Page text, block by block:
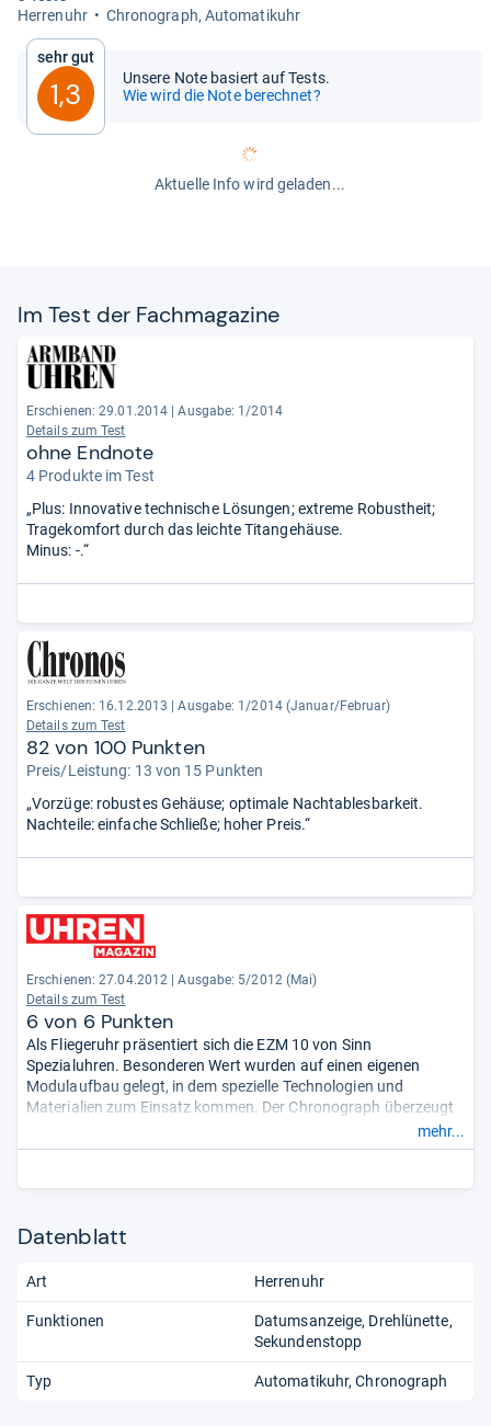
Her­ren­uhr
Chro­no­graph, Auto­ma­ti­k­uhr
Sehr gut
1,3
Unsere Note basiert auf Tests.
Wie wird die Note berechnet?
Aktuelle Info wird geladen...
Im Test der Fach­ma­ga­zine
Erschienen: 29.01.2014
Ausgabe: 1/2014
Details zum Test
ohne Endnote
4 Produkte im Test
„Plus: Innovative technische Lösungen; extreme Robustheit;
Tragekomfort durch das leichte Titangehäuse.
Minus: -.“
Erschienen: 16.12.2013
Ausgabe: 1/2014 (Januar/Februar)
Details zum Test
82 von 100 Punkten
Preis/Leistung: 13 von 15 Punkten
„Vorzüge: robustes Gehäuse; optimale Nachtablesbarkeit.
Nachteile: einfache Schließe; hoher Preis.“
Erschienen: 27.04.2012
Ausgabe: 5/2012 (Mai)
Details zum Test
6 von 6 Punkten
Als Fliegeruhr präsentiert sich die EZM 10 von Sinn
Spezialuhren. Besonderen Wert wurden auf einen eigenen
Modulaufbau gelegt, in dem spezielle Technologien und
Materialien zum Einsatz kommen. Der Chronograph überzeugt
durchgehend. Weder bei Verarbeitung und Gangverhalten noch
bei der Ablesbarkeit und dem Komfort beim Bedienen und
Funktionen arbeiten zuverlässig. Negativ ist die Relation des
Direktvertrieb bestellt werden.
mehr...
Datenblatt
Art Herrenuhr
Funktionen Datumsanzeige Drehlünette
Sekundenstopp
Typ Automatikuhr Chronograph